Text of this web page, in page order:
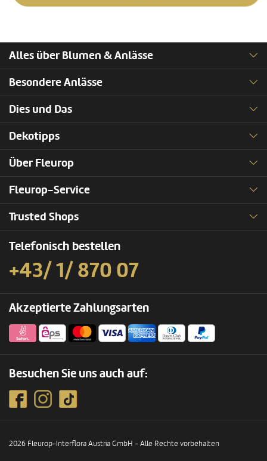
Alles über Blumen & Anlässe
Besondere Anlässe
Dies und Das
Dekotipps
Über Fleurop
Fleurop-Service
Trusted Shops
Telefonisch bestellen
+43/ 1/ 870 07
Akzeptierte Zahlungsarten
Besuchen Sie uns auch auf:
2026 Fleurop-Interflora Austria GmbH - Alle Rechte vorbehalten